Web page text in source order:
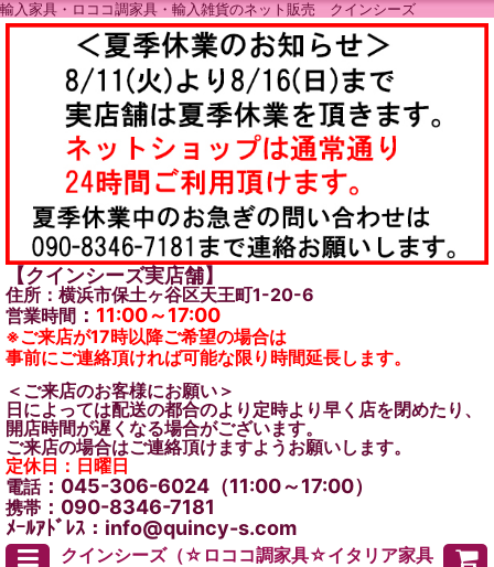
輸入家具・ロココ調家具・輸入雑貨のネット販売 クインシーズ
【クインシーズ実店舗】
住所：横浜市保土ヶ谷区天王町1-20-6
営業時間 ： 11:00～17:00
※ご来店が17時以降ご希望の場合は
事前にご連絡頂ければ可能な限り時間延長します。
＜ご来店のお客様にお願い＞
日によっては配送の都合のより定時より早く店を閉めたり、
開店時間が遅くなる場合がございます。
ご来店の場合はご連絡頂けますようお願いします。
定休日：日曜日
電話：045-306-6024（11:00～17:00）
携帯 ：090-8346-7181
ﾒｰﾙｱﾄﾞﾚｽ：info@quincy-s.com
クインシーズ（☆ロココ調家具☆イタリア家具